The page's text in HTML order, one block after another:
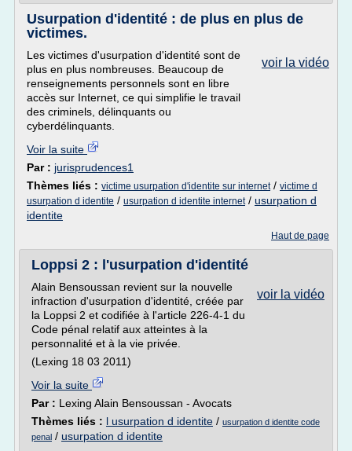
Usurpation d'identité : de plus en plus de
victimes.
voir la vidéo
Les victimes d'usurpation d'identité sont de
plus en plus nombreuses. Beaucoup de
renseignements personnels sont en libre
accès sur Internet, ce qui simplifie le travail
des criminels, délinquants ou
cyberdélinquants.
Voir la suite
Par : jurisprudences1
Thèmes liés : victime usurpation d'identite sur internet/ victime d
usurpation d identite / usurpation d identite internet/ usurpation d
identite
Haut de page
Loppsi 2 : l'usurpation d'identité
voir la vidéo
Alain Bensoussan revient sur la nouvelle
infraction d'usurpation d'identité, créée par
la Loppsi 2 et codifiée à l'article 226-4-1 du
Code pénal relatif aux atteintes à la
personnalité et à la vie privée.
(Lexing 18 03 2011)
Voir la suite
Par : Lexing Alain Bensoussan - Avocats
Thèmes liés : l usurpation d identite / usurpation d identite code
penal / usurpation d identite